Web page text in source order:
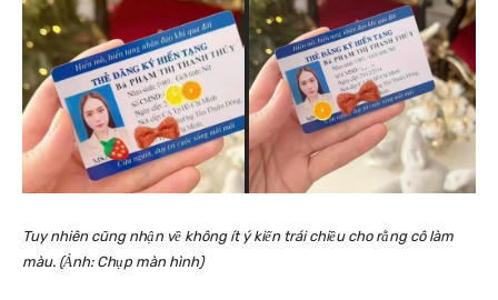
Tuy nhiên cũng nhận về không ít ý kiến trái chiều cho rằng cô làm
màu. (Ảnh: Chụp màn hình)